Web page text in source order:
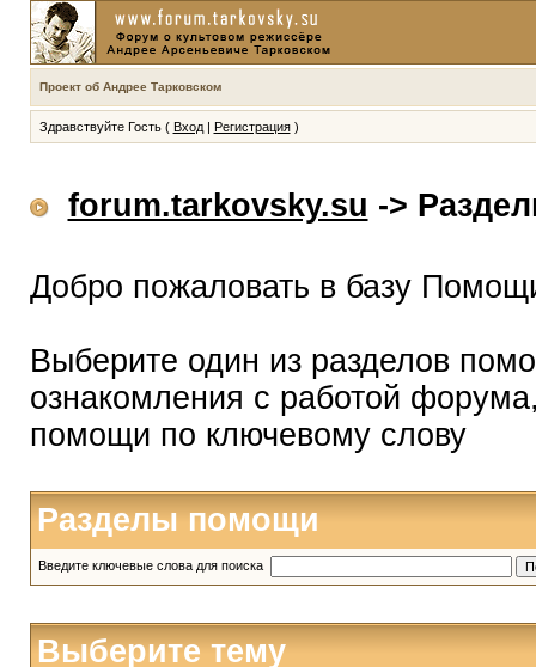
Проект об Андрее Тарковском
Здравствуйте Гость ( Вход| Регистрация)
forum.tarkovsky.su ->
Добро пожаловать в базу
Выберите один из разделов
ознакомления с работой
помощи по ключевому слову
Разделы помощи
Введите ключевые слова для поиска
Выберите тему